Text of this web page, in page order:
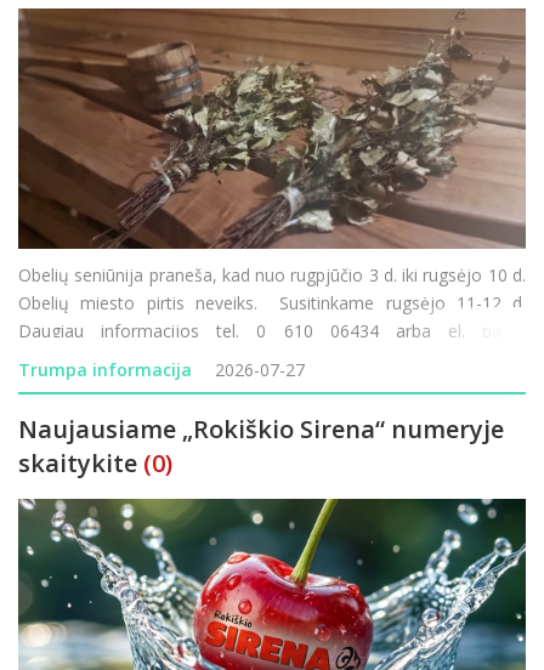
Obelių seniūnija praneša, kad nuo rugpjūčio 3 d. iki rugsėjo 10 d.
Obelių miesto pirtis neveiks. Susitinkame rugsėjo 11-12 d.
Daugiau informacijos tel. 0 610 06434 arba el. paštu
obeliu.seniunija@rokiskis.lt
Trumpa informacija 2026-07-27
Naujausiame „Rokiškio Sirena“ numeryje
skaitykite (0)